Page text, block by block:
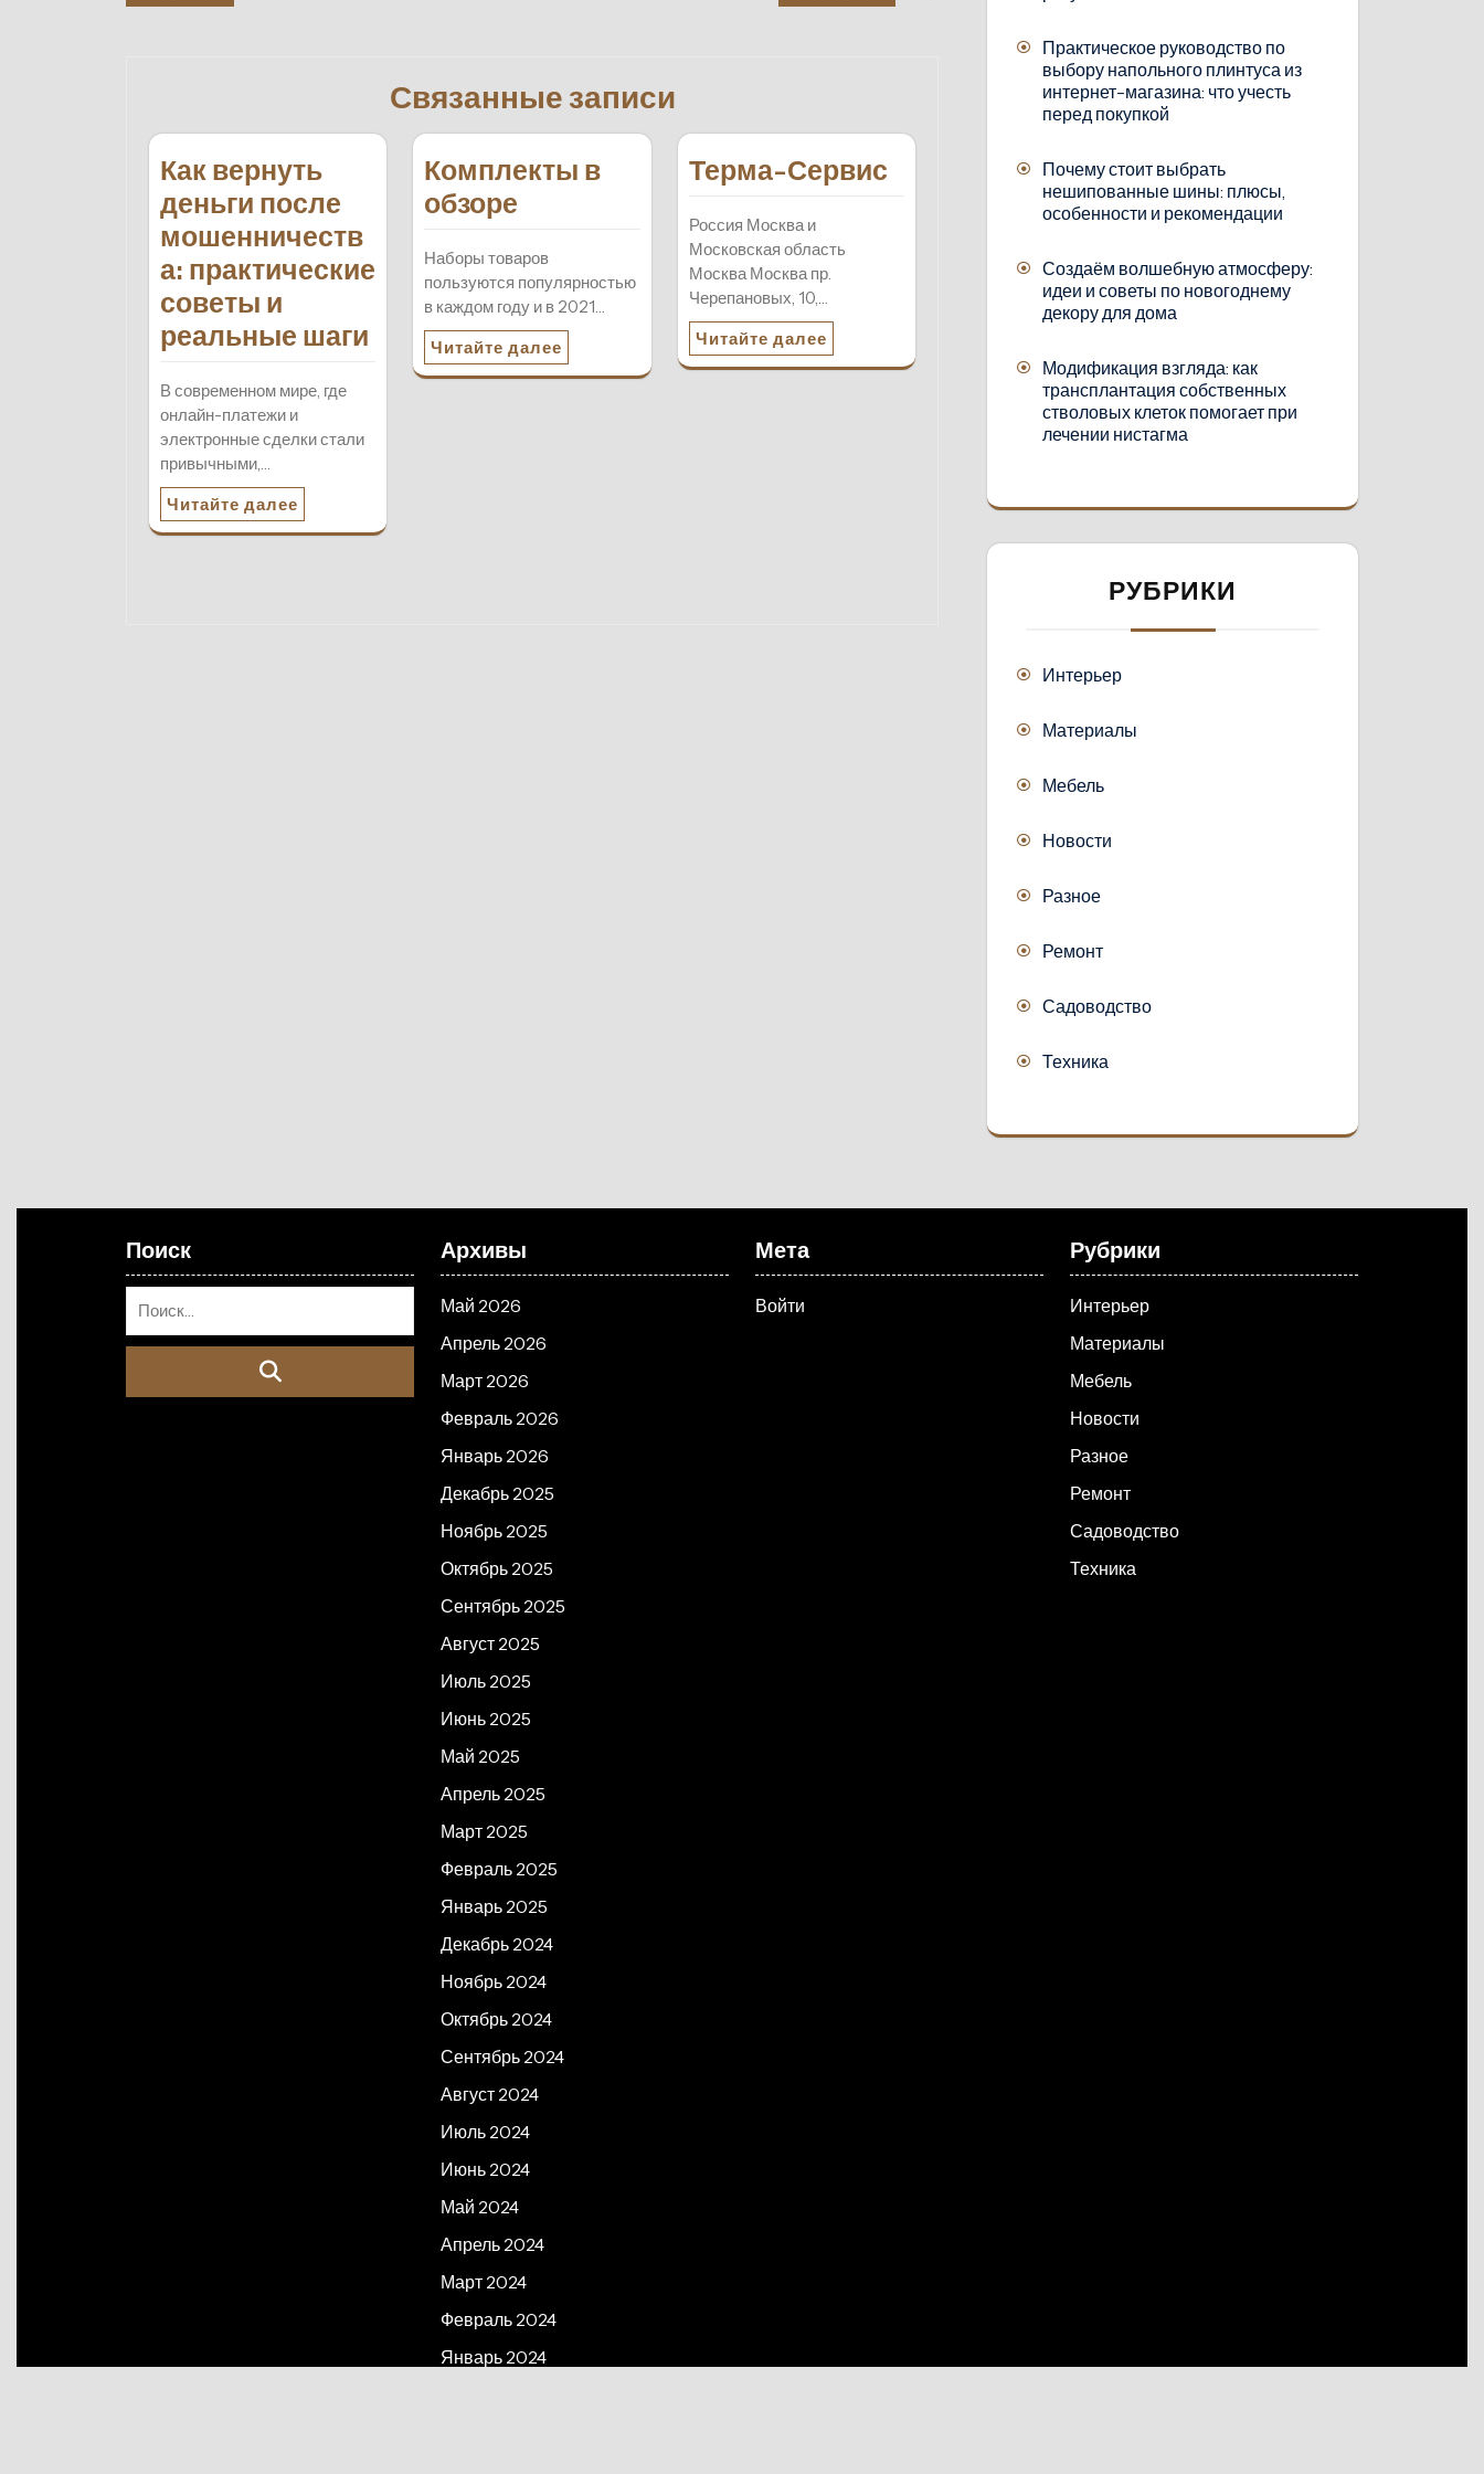
Связанные записи
Как вернуть
деньги после
мошенничеств
а: практические
советы и
реальные шаги
В современном мире, где
онлайн-платежи и
электронные сделки стали
привычными,…
Читайте далее
Комплекты в
обзоре
Наборы товаров
пользуются популярностью
в каждом году и в 2021…
Читайте далее
Терма-Сервис
Россия Москва и
Московская область
Москва Москва пр.
Черепановых, 10,…
Читайте далее
Практическое руководство по
выбору напольного плинтуса из
интернет-магазина: что учесть
перед покупкой
Почему стоит выбрать
нешипованные шины: плюсы,
особенности и рекомендации
Создаём волшебную атмосферу:
идеи и советы по новогоднему
декору для дома
Модификация взгляда: как
трансплантация собственных
стволовых клеток помогает при
лечении нистагма
РУБРИКИ
Интерьер
Материалы
Мебель
Новости
Разное
Ремонт
Садоводство
Техника
Поиск Архивы
Май 2026
Апрель 2026
Март 2026
Февраль 2026
Январь 2026
Декабрь 2025
Ноябрь 2025
Октябрь 2025
Сентябрь 2025
Август 2025
Июль 2025
Июнь 2025
Май 2025
Апрель 2025
Март 2025
Февраль 2025
Январь 2025
Декабрь 2024
Ноябрь 2024
Октябрь 2024
Сентябрь 2024
Август 2024
Июль 2024
Июнь 2024
Май 2024
Апрель 2024
Март 2024
Февраль 2024
Январь 2024
Мета
Войти
Рубрики
Интерьер
Материалы
Мебель
Новости
Разное
Ремонт
Садоводство
Техника